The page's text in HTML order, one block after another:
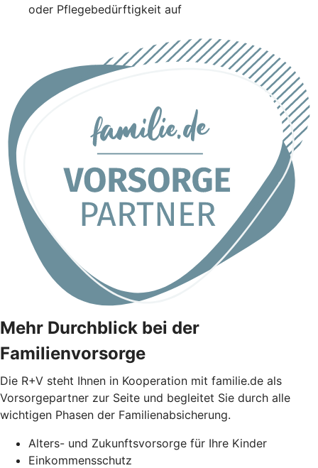
oder Pflegebedürftigkeit auf
Mehr Durchblick bei der
Familienvorsorge
Die R+V steht Ihnen in Kooperation mit familie.de als
Vorsorgepartner zur Seite und begleitet Sie durch alle
wichtigen Phasen der Familienabsicherung.
Alters- und Zukunftsvorsorge für Ihre Kinder
Einkommensschutz